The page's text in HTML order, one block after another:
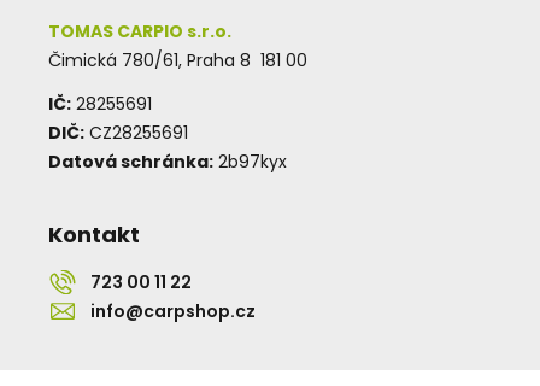
TOMAS CARPIO s.r.o.
Čimická 780/61, Praha 8 181 00
IČ: 28255691
DIČ: CZ28255691
Datová schránka: 2b97kyx
Kontakt
723 00 11 22
info@carpshop.cz